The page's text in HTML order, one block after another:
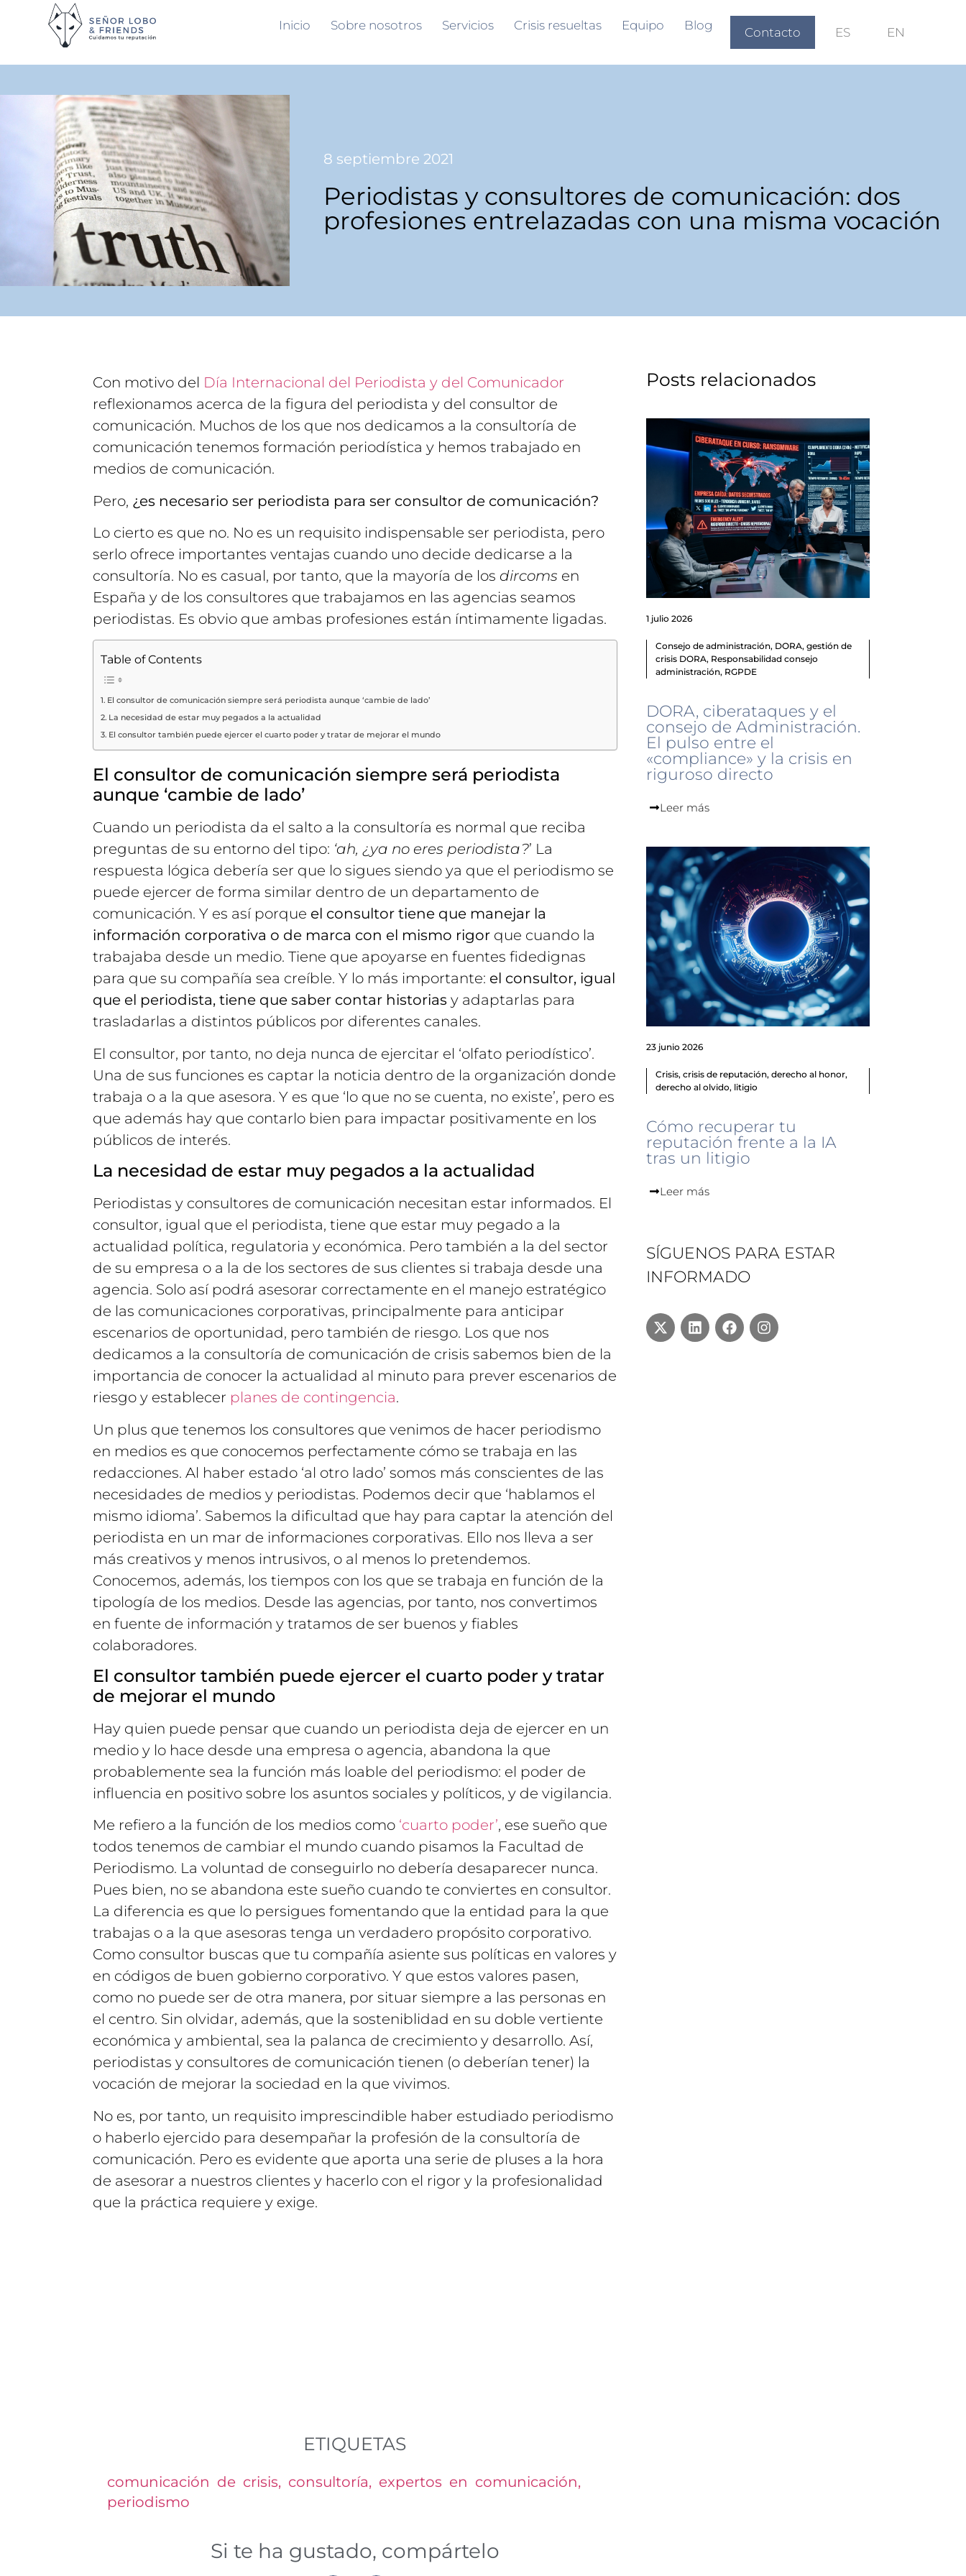
Inicio Sobre nosotros Servicios Crisis resueltas Equipo Blog Contacto ES EN
8 septiembre 2021
Periodistas y consultores de comunicación: dos
profesiones entrelazadas con una misma vocación
Con motivo del Día Internacional del Periodista y del Comunicador
reflexionamos acerca de la figura del periodista y del consultor de
comunicación. Muchos de los que nos dedicamos a la consultoría de
comunicación tenemos formación periodística y hemos trabajado en
medios de comunicación.
Pero, ¿es necesario ser periodista para ser consultor de comunicación?
Lo cierto es que no. No es un requisito indispensable ser periodista, pero
serlo ofrece importantes ventajas cuando uno decide dedicarse a la
consultoría. No es casual, por tanto, que la mayoría de los dircoms en
España y de los consultores que trabajamos en las agencias seamos
periodistas. Es obvio que ambas profesiones están íntimamente ligadas.
Table of Contents
El consultor de comunicación siempre será periodista aunque ‘cambie de lado’
La necesidad de estar muy pegados a la actualidad
El consultor también puede ejercer el cuarto poder y tratar de mejorar el mundo
El consultor de comunicación siempre será periodista
aunque ‘cambie de lado’
Cuando un periodista da el salto a la consultoría es normal que reciba
preguntas de su entorno del tipo: ‘ah, ¿ya no eres periodista?’ La
respuesta lógica debería ser que lo sigues siendo ya que el periodismo se
puede ejercer de forma similar dentro de un departamento de
comunicación. Y es así porque el consultor tiene que manejar la
información corporativa o de marca con el mismo rigor que cuando la
trabajaba desde un medio. Tiene que apoyarse en fuentes fidedignas
para que su compañía sea creíble. Y lo más importante: el consultor, igual
que el periodista, tiene que saber contar historias y adaptarlas para
trasladarlas a distintos públicos por diferentes canales.
El consultor, por tanto, no deja nunca de ejercitar el ‘olfato periodístico’.
Una de sus funciones es captar la noticia dentro de la organización donde
trabaja o a la que asesora. Y es que ‘lo que no se cuenta, no existe’, pero es
que además hay que contarlo bien para impactar positivamente en los
públicos de interés.
La necesidad de estar muy pegados a la actualidad
Periodistas y consultores de comunicación necesitan estar informados. El
consultor, igual que el periodista, tiene que estar muy pegado a la
actualidad política, regulatoria y económica. Pero también a la del sector
de su empresa o a la de los sectores de sus clientes si trabaja desde una
agencia. Solo así podrá asesorar correctamente en el manejo estratégico
de las comunicaciones corporativas, principalmente para anticipar
escenarios de oportunidad, pero también de riesgo. Los que nos
dedicamos a la consultoría de comunicación de crisis sabemos bien de la
importancia de conocer la actualidad al minuto para prever escenarios de
riesgo y establecer planes de contingencia.
Un plus que tenemos los consultores que venimos de hacer periodismo
en medios es que conocemos perfectamente cómo se trabaja en las
redacciones. Al haber estado ‘al otro lado’ somos más conscientes de las
necesidades de medios y periodistas. Podemos decir que ‘hablamos el
mismo idioma’. Sabemos la dificultad que hay para captar la atención del
periodista en un mar de informaciones corporativas. Ello nos lleva a ser
más creativos y menos intrusivos, o al menos lo pretendemos.
Conocemos, además, los tiempos con los que se trabaja en función de la
tipología de los medios. Desde las agencias, por tanto, nos convertimos
en fuente de información y tratamos de ser buenos y fiables
colaboradores.
El consultor también puede ejercer el cuarto poder y tratar
de mejorar el mundo
Hay quien puede pensar que cuando un periodista deja de ejercer en un
medio y lo hace desde una empresa o agencia, abandona la que
probablemente sea la función más loable del periodismo: el poder de
influencia en positivo sobre los asuntos sociales y políticos, y de vigilancia.
Me refiero a la función de los medios como ‘cuarto poder’, ese sueño que
todos tenemos de cambiar el mundo cuando pisamos la Facultad de
Periodismo. La voluntad de conseguirlo no debería desaparecer nunca.
Pues bien, no se abandona este sueño cuando te conviertes en consultor.
La diferencia es que lo persigues fomentando que la entidad para la que
trabajas o a la que asesoras tenga un verdadero propósito corporativo.
Como consultor buscas que tu compañía asiente sus políticas en valores y
en códigos de buen gobierno corporativo. Y que estos valores pasen,
como no puede ser de otra manera, por situar siempre a las personas en
el centro. Sin olvidar, además, que la sosteniblidad en su doble vertiente
económica y ambiental, sea la palanca de crecimiento y desarrollo. Así,
periodistas y consultores de comunicación tienen (o deberían tener) la
vocación de mejorar la sociedad en la que vivimos.
No es, por tanto, un requisito imprescindible haber estudiado periodismo
o haberlo ejercido para desempañar la profesión de la consultoría de
comunicación. Pero es evidente que aporta una serie de pluses a la hora
de asesorar a nuestros clientes y hacerlo con el rigor y la profesionalidad
que la práctica requiere y exige.
ETIQUETAS
comunicación de crisis, consultoría, expertos en comunicación,
periodismo
Si te ha gustado, compártelo
Posts relacionados
1 julio 2026
Consejo de administración, DORA, gestión de
crisis DORA, Responsabilidad consejo
administración, RGPDE
DORA, ciberataques y el
consejo de Administración.
El pulso entre el
«compliance» y la crisis en
riguroso directo
Leer más
23 junio 2026
Crisis, crisis de reputación, derecho al honor,
derecho al olvido, litigio
Cómo recuperar tu
reputación frente a la IA
tras un litigio
Leer más
SÍGUENOS PARA ESTAR
INFORMADO